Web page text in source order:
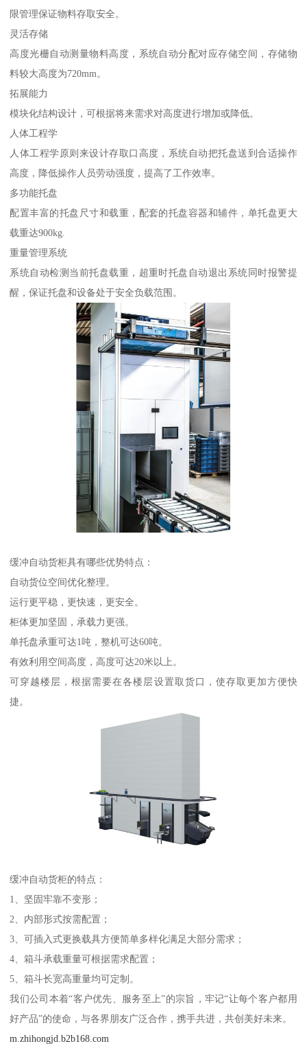
限管理保证物料存取安全。
灵活存储
高度光栅自动测量物料高度，系统自动分配对应存储空间，存储物
料较大高度为720mm。
拓展能力
模块化结构设计，可根据将来需求对高度进行增加或降低。
人体工程学
人体工程学原则来设计存取口高度，系统自动把托盘送到合适操作
高度，降低操作人员劳动强度，提高了工作效率。
多功能托盘
配置丰富的托盘尺寸和载重，配套的托盘容器和辅件，单托盘更大
载重达900kg.
重量管理系统
系统自动检测当前托盘载重，超重时托盘自动退出系统同时报警提
醒，保证托盘和设备处于安全负载范围。
缓冲自动货柜具有哪些优势特点：
自动货位空间优化整理。
运行更平稳，更快速，更安全。
柜体更加坚固，承载力更强。
单托盘承重可达1吨，整机可达60吨。
有效利用空间高度，高度可达20米以上。
可穿越楼层，根据需要在各楼层设置取货口，使存取更加方便快
捷。
缓冲自动货柜的特点：
1、坚固牢靠不变形；
2、内部形式按需配置；
3、可插入式更换载具方便简单多样化满足大部分需求；
4、箱斗承载重量可根据需求配置；
5、箱斗长宽高重量均可定制。
我们公司本着“客户优先、服务至上”的宗旨，牢记“让每个客户都用
好产品”的使命，与各界朋友广泛合作，携手共进，共创美好未来。
m.zhihongjd.b2b168.com